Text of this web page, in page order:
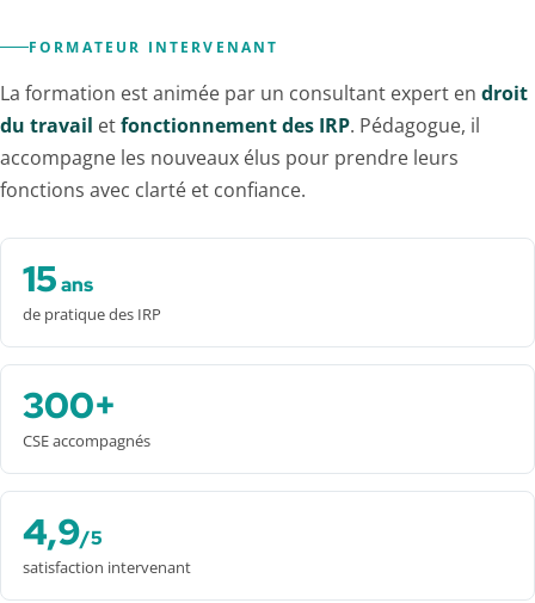
FORMATEUR INTERVENANT
La formation est animée par un consultant expert en droit
du travail etfonctionnement des IRP. Pédagogue, il
accompagne les nouveaux élus pour prendre leurs
fonctions avec clarté et confiance.
15ans
de pratique des IRP
300+
CSE accompagnés
4,9/5
satisfaction intervenant